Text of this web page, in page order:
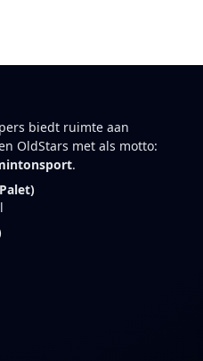
biedt ruimte aan
OldStars met als motto:
.